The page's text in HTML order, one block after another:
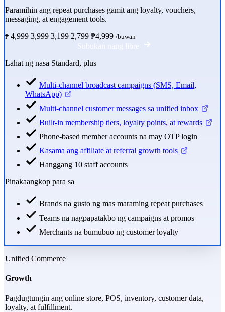
Paramihin ang repeat purchases gamit ang loyalty, vouchers,
messaging, at engagement tools.
₱ 4,999 3,999 3,199 2,799 ₱4,999 /buwan
Subukan nang libre
Lahat ng nasa Standard, plus
Multi-channel broadcast campaigns (SMS, Email,
WhatsApp)
Multi-channel customer messages sa unified inbox
Built-in membership tiers, loyalty points, at rewards
Phone-based member accounts na may OTP login
Kasama ang affiliate at referral growth tools
Hanggang 10 staff accounts
Pinakaangkop para sa
Brands na gusto ng mas maraming repeat purchases
Teams na nagpapatakbo ng campaigns at promos
Merchants na bumubuo ng customer loyalty
Unified Commerce
Growth
Pagdugtungin ang online store, POS, inventory, customer data,
loyalty, at fulfillment.